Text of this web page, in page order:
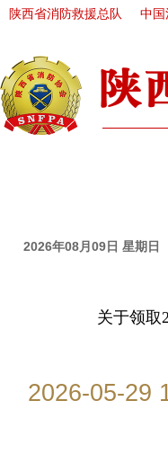
陕西省消防救援总队 中国
2026年08月09日 星期日
关于领取
2026-05-